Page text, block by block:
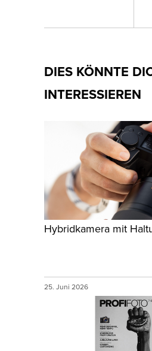
DIES KÖNNTE
INTERESSIEREN
Hybridkamera mit
25. Juni 2026